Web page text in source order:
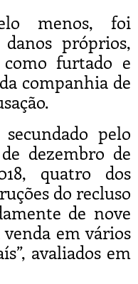
menos, foi
próprios,
furtado e
companhia de
pelo
dezembro de
quatro dos
do recluso
de nove
em vários
avaliados em